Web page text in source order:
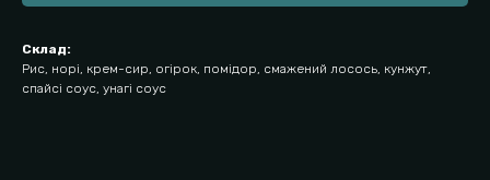
Склад:
Рис, норі, крем-сир, огірок, помідор, смажений лосось, кунжут,
спайсі соус, унагі соус